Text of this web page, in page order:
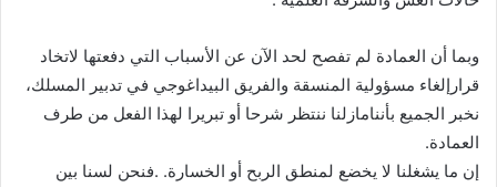
وبما أن العمادة لم تفصح لحد الآن عن الأسباب التي دفعتها لاتخاد
قرارإلغاء مسؤولية المنسقة والفريق البيداغوجي في تدبير المسلك،
نخبر الجميع بأننامازلنا ننتظر شرحا أو تبريرا لهذا الفعل من طرف
العمادة.
إن ما يشغلنا لا يخضع لمنطق الربح أو الخسارة. .فنحن لسنا بين